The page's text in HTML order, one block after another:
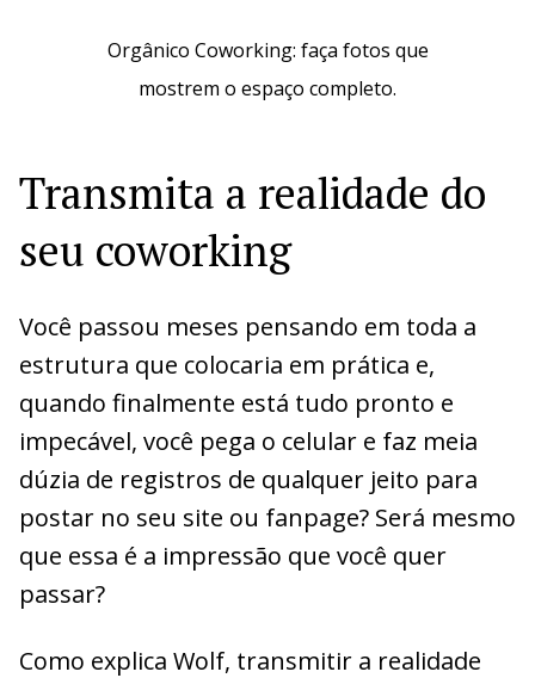
Orgânico Coworking: faça fotos que
mostrem o espaço completo.
Transmita a realidade do
seu coworking
Você passou meses pensando em toda a
estrutura que colocaria em prática e,
quando finalmente está tudo pronto e
impecável, você pega o celular e faz meia
dúzia de registros de qualquer jeito para
postar no seu site ou fanpage? Será mesmo
que essa é a impressão que você quer
passar?
Como explica Wolf, transmitir a realidade